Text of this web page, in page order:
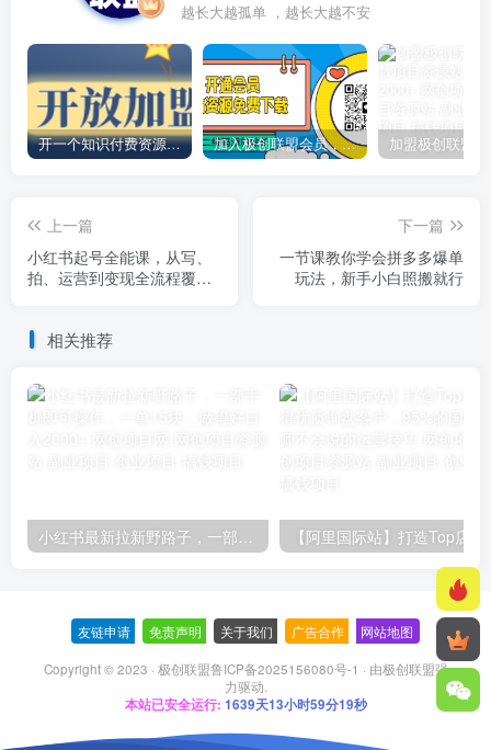
越长大越孤单 ，越长大越不安
开一个知识付费资源网站，小白也能日入1000+ 加入极创联盟会员，全站资源免费学习。
上一篇
小红书起号全能课，从写、
拍、运营到变现全流程覆
下一篇
一节课教你学会拼多多爆单
玩法，新手小白照搬就行
相关推荐
友链申请 免责声明 关于我们 广告合作 网站地图
Copyright © 2023 · 极创联盟鲁ICP备2025156080号-1 · 由极创联盟强
力驱动.
本站已安全运行: 1639天13小时59分20秒